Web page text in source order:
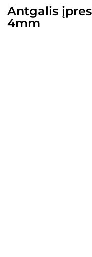
Antgalis
4mm